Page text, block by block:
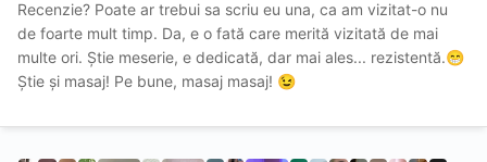
Recenzie? Poate ar trebui sa scriu eu una, ca am vizitat-o nu
de foarte mult timp. Da, e o fată care merită vizitată de mai
multe ori. Știe meserie, e dedicată, dar mai ales... rezistentă.😁
Știe și masaj! Pe bune, masaj masaj! 😉